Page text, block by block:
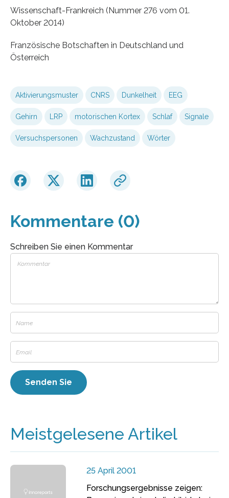
Wissenschaft-Frankreich (Nummer 276 vom 01.
Oktober 2014)
Französische Botschaften in Deutschland und
Österreich
Aktivierungsmuster CNRS Dunkelheit EEG
Gehirn LRP motorischen Kortex Schlaf Signale
Versuchspersonen Wachzustand Wörter
Kommentare (0)
Schreiben Sie einen Kommentar
Meistgelesene Artikel
25 April 2001
Forschungsergebnisse zeigen: